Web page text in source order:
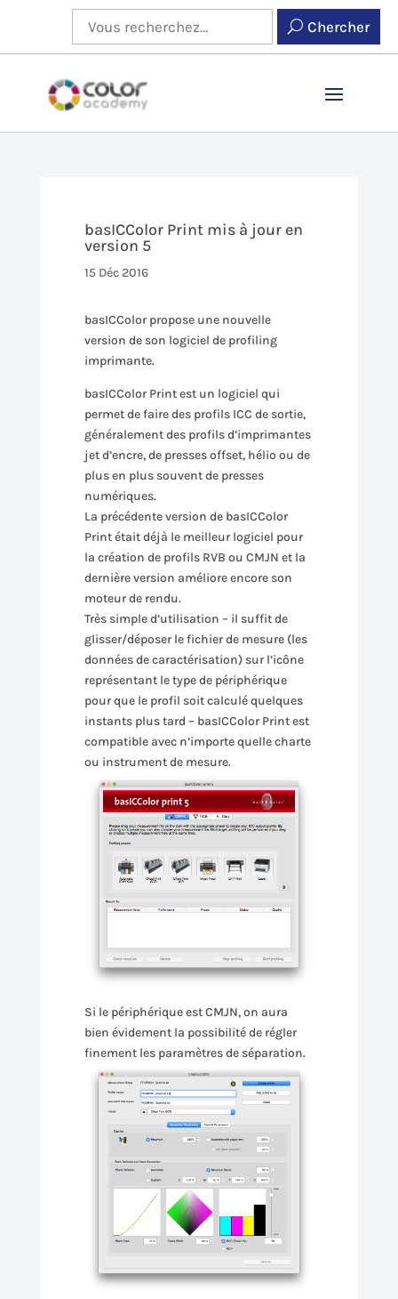
Chercher
basICColor Print mis à jour en
version 5
15 Déc 2016
basICColor propose une nouvelle
version de son logiciel de profiling
imprimante.
basICColor Print est un logiciel qui
permet de faire des profils ICC de sortie,
généralement des profils d’imprimantes
jet d’encre, de presses offset, hélio ou de
plus en plus souvent de presses
numériques.
La précédente version de basICColor
Print était déjà le meilleur logiciel pour
la création de profils RVB ou CMJN et la
dernière version améliore encore son
moteur de rendu.
Très simple d’utilisation – il suffit de
glisser/déposer le fichier de mesure (les
données de caractérisation) sur l’icône
représentant le type de périphérique
pour que le profil soit calculé quelques
instants plus tard – basICColor Print est
compatible avec n’importe quelle charte
ou instrument de mesure.
Si le périphérique est CMJN, on aura
bien évidement la possibilité de régler
finement les paramètres de séparation.